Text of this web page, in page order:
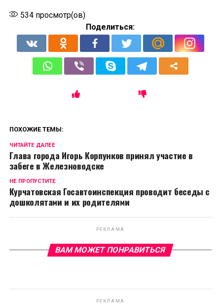
534просмотр(ов)
Поделиться:
ПОХОЖИЕ ТЕМЫ:
ЧИТАЙТЕ ДАЛЕЕ
Глава города Игорь Корпунков принял участие в
забеге в Железноводске
НЕ ПРОПУСТИТЕ
Курчатовская Госавтоинспекция проводит беседы с
дошколятами и их родителями
РЕКЛАМА
ВАМ МОЖЕТ ПОНРАВИТЬСЯ
РЕКЛАМА